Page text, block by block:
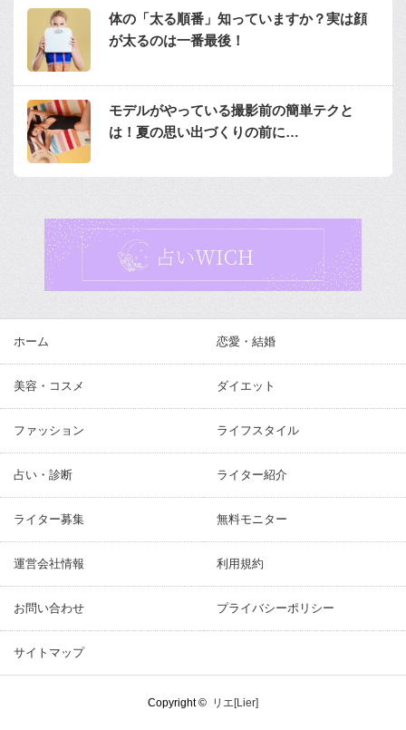
体の「太る順番」知っていますか？実は顔
が太るのは一番最後！
モデルがやっている撮影前の簡単テクと
は！夏の思い出づくりの前に…
ホーム 恋愛・結婚
美容・コスメ ダイエット
ファッション ライフスタイル
占い・診断 ライター紹介
ライター募集 無料モニター
運営会社情報 利用規約
お問い合わせ プライバシーポリシー
サイトマップ
Copyright © リエ[Lier]